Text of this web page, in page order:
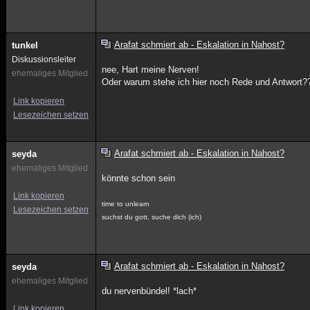
tunkel
Diskussionsleiter
ehemaliges Mitglied
Link kopieren
Lesezeichen setzen
Arafat schmiert ab - Eskalation in Nahost?
nee, Hart meine Nerven!
Oder warum stehe ich hier noch Rede und
seyda
ehemaliges Mitglied
Link kopieren
Lesezeichen setzen
Arafat schmiert ab - Eskalation in Nahost?
könnte schon sein
time to unlearn
suchst du gott, suche dich (ich)
seyda
ehemaliges Mitglied
Arafat schmiert ab - Eskalation in Nahost?
du nervenbündel! *lach*